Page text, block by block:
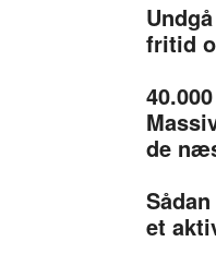
fritid
de
et